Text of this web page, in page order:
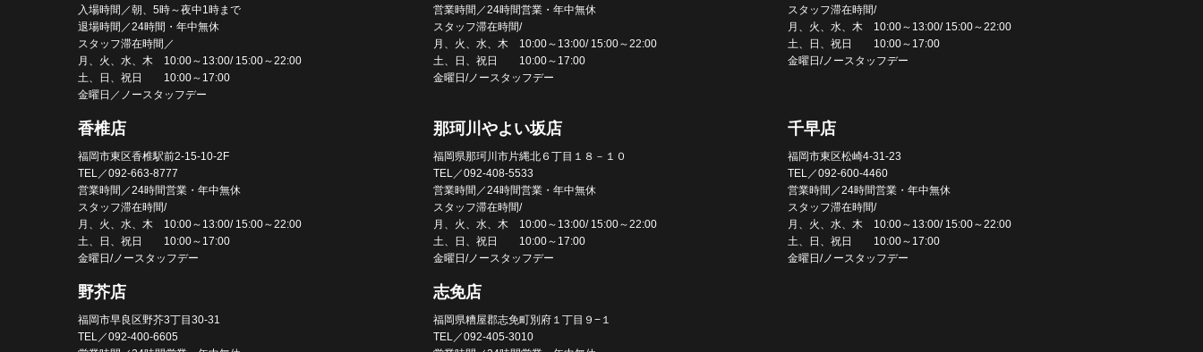
入場時間／朝、5時～夜中1時まで
退場時間／24時間・年中無休
スタッフ滞在時間／
月、火、水、木 10:00～13:00/ 15:00～22:00
土、日、祝日 10:00～17:00
金曜日／ノースタッフデー
営業時間／24時間営業・年中無休
スタッフ滞在時間/
月、火、水、木 10:00～13:00/ 15:00～22:00
土、日、祝日 10:00～17:00
金曜日/ノースタッフデー
スタッフ滞在時間/
月、火、水、木 10:00～13:00/ 15:00～22:00
土、日、祝日 10:00～17:00
金曜日/ノースタッフデー
香椎店
福岡市東区香椎駅前2-15-10-2F
TEL／092-663-8777
営業時間／24時間営業・年中無休
スタッフ滞在時間/
月、火、水、木 10:00～13:00/ 15:00～22:00
土、日、祝日 10:00～17:00
金曜日/ノースタッフデー
那珂川やよい坂店
福岡県那珂川市片縄北６丁目１８－１０
TEL／092-408-5533
営業時間／24時間営業・年中無休
スタッフ滞在時間/
月、火、水、木 10:00～13:00/ 15:00～22:00
土、日、祝日 10:00～17:00
金曜日/ノースタッフデー
千早店
福岡市東区松崎4-31-23
TEL／092-600-4460
営業時間／24時間営業・年中無休
スタッフ滞在時間/
月、火、水、木 10:00～13:00/ 15:00～22:00
土、日、祝日 10:00～17:00
金曜日/ノースタッフデー
野芥店
福岡市早良区野芥3丁目30-31
TEL／092-400-6605
志免店
福岡県糟屋郡志免町別府１丁目９−１
TEL／092-405-3010